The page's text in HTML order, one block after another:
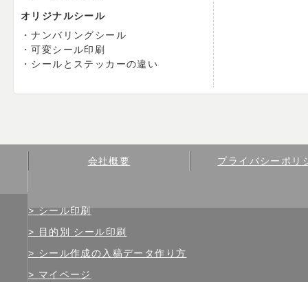
オリジナルシール
ナンバリングシール
可変シール印刷
シールとステッカーの違い
会社概要 プライバシーポリ
シール印刷
目的別 シール印刷
シール作成の入稿データ作り方
マイページ